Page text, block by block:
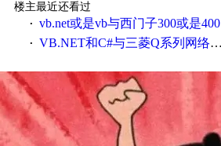
楼主最近还看过
· vb.net或是vb与西门子300或是400plc通信怎么想编写呀！
· VB.NET和C#与三菱Q系列网络通讯的源代码